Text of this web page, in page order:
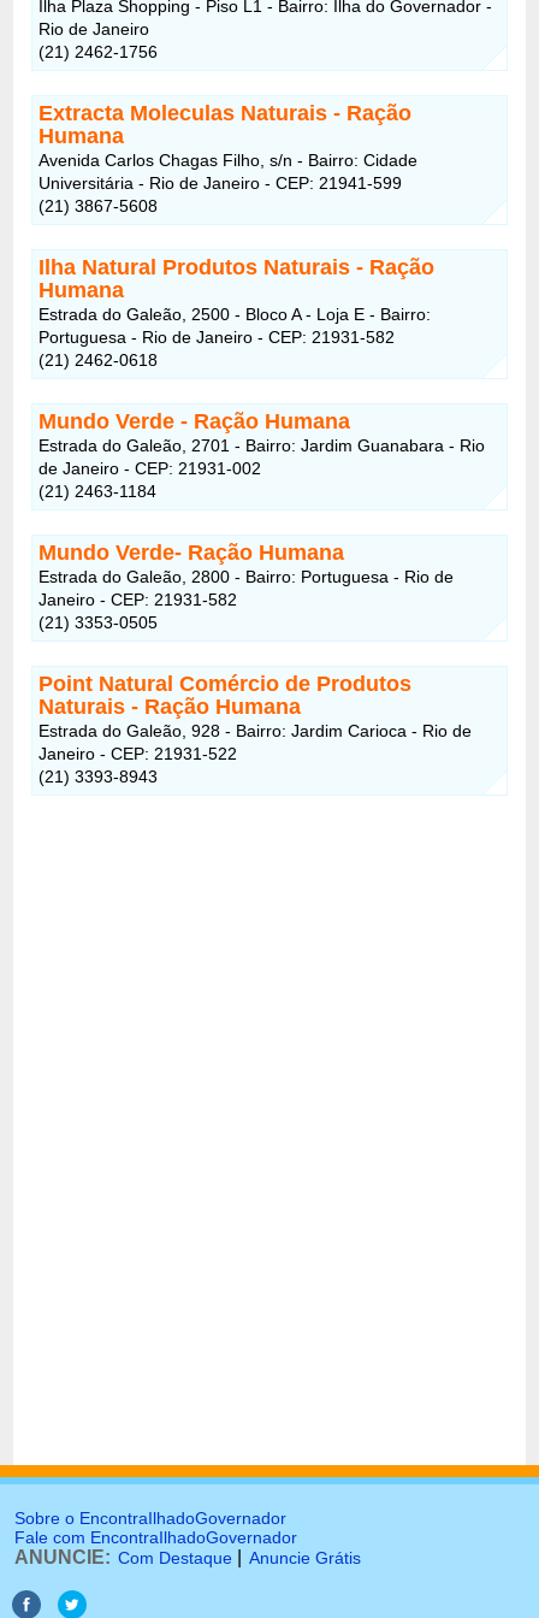
Ilha Plaza Shopping - Piso L1 - Bairro: Ilha do Governador -
Rio de Janeiro
(21) 2462-1756
Extracta Moleculas Naturais - Ração
Humana
Avenida Carlos Chagas Filho, s/n - Bairro: Cidade
Universitária - Rio de Janeiro - CEP: 21941-599
(21) 3867-5608
Ilha Natural Produtos Naturais - Ração
Humana
Estrada do Galeão, 2500 - Bloco A - Loja E - Bairro:
Portuguesa - Rio de Janeiro - CEP: 21931-582
(21) 2462-0618
Mundo Verde - Ração Humana
Estrada do Galeão, 2701 - Bairro: Jardim Guanabara - Rio
de Janeiro - CEP: 21931-002
(21) 2463-1184
Mundo Verde- Ração Humana
Estrada do Galeão, 2800 - Bairro: Portuguesa - Rio de
Janeiro - CEP: 21931-582
(21) 3353-0505
Point Natural Comércio de Produtos
Naturais - Ração Humana
Estrada do Galeão, 928 - Bairro: Jardim Carioca - Rio de
Janeiro - CEP: 21931-522
(21) 3393-8943
Sobre o EncontraIlhadoGovernador
Fale com EncontraIlhadoGovernador
ANUNCIE: Com Destaque Anuncie Grátis